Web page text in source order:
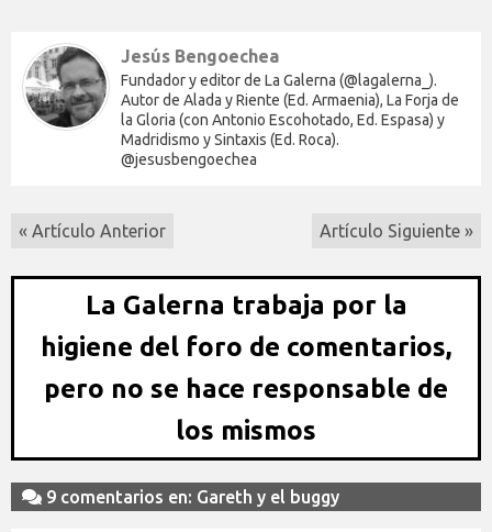
Jesús Bengoechea
Fundador y editor de La Galerna (@lagalerna_).
Autor de Alada y Riente (Ed. Armaenia), La Forja de
la Gloria (con Antonio Escohotado, Ed. Espasa) y
Madridismo y Sintaxis (Ed. Roca).
@jesusbengoechea
« Artículo Anterior Artículo Siguiente »
La Galerna trabaja por la
higiene del foro de comentarios,
pero no se hace responsable de
los mismos
9 comentarios en: Gareth y el buggy